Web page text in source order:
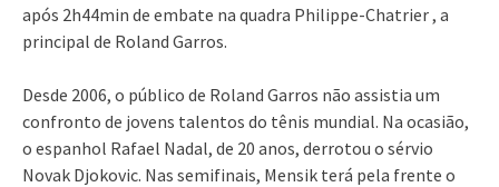
após 2h44min de embate na quadra Philippe-Chatrier , a
principal de Roland Garros.
Desde 2006, o público de Roland Garros não assistia um
confronto de jovens talentos do tênis mundial. Na ocasião,
o espanhol Rafael Nadal, de 20 anos, derrotou o sérvio
Novak Djokovic. Nas semifinais, Mensik terá pela frente o